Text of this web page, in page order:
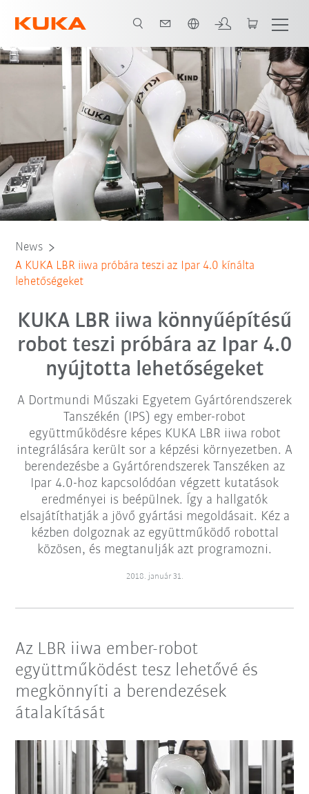
News
A KUKA LBR iiwa próbára teszi az Ipar 4.0 kínálta
lehetőségeket
KUKA LBR iiwa könnyűépítésű
robot teszi próbára az Ipar 4.0
nyújtotta lehetőségeket
A Dortmundi Műszaki Egyetem Gyártórendszerek
Tanszékén (IPS) egy ember-robot
együttműködésre képes KUKA LBR iiwa robot
integrálására került sor a képzési környezetben. A
berendezésbe a Gyártórendszerek Tanszéken az
Ipar 4.0-hoz kapcsolódóan végzett kutatások
eredményei is beépülnek. Így a hallgatók
elsajátíthatják a jövő gyártási megoldásait. Kéz a
kézben dolgoznak az együttműködő robottal
közösen, és megtanulják azt programozni.
2018. január 31.
Az LBR iiwa ember-robot
együttműködést tesz lehetővé és
megkönnyíti a berendezések
átalakítását